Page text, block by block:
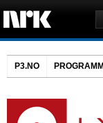
P3.NO